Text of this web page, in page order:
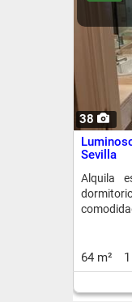
38
Sevilla
Alquila
64 m²